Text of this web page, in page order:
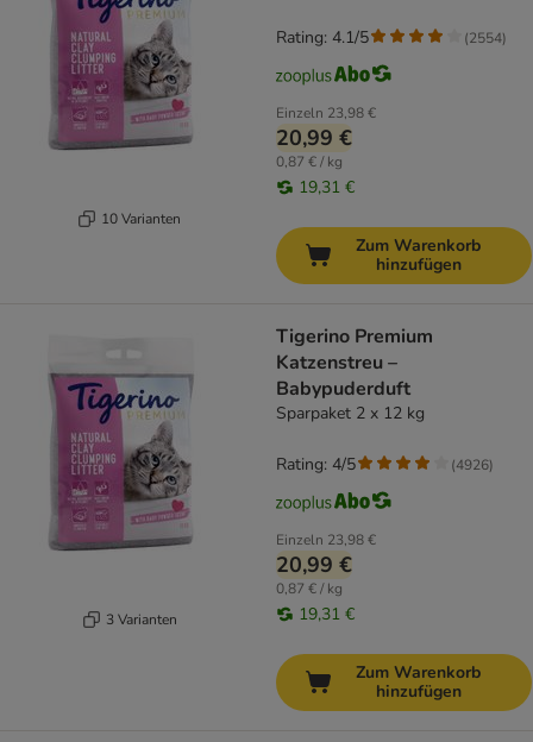
10 Varianten
Einzeln 23,98 €
20,99 €
0,87 € / kg
19,31 €
Rating: 4.1/5 (2554)
Zum Warenkorb
hinzufügen
3 Varianten
Tigerino Premium
Katzenstreu –
Babypuderduft
Sparpaket 2 x 12 kg
Einzeln 23,98 €
20,99 €
0,87 € / kg
19,31 €
Rating: 4/5 (4926)
Zum Warenkorb
hinzufügen